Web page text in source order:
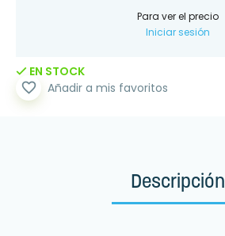
Para ver el precio
Iniciar sesión
EN STOCK
favorite_border Añadir a mis favoritos
Descripción